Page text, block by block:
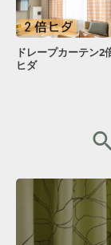
ドレープカーテン2
ヒダ